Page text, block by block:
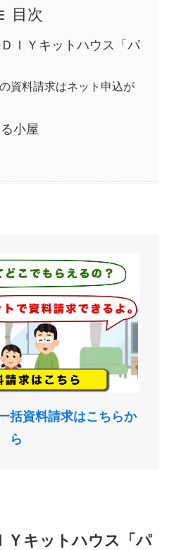
目次
ＩＹキットハウス「パ
資料請求はネット申込が
小屋
括資料請求はこちらか
ら
Ｙキットハウス「パ